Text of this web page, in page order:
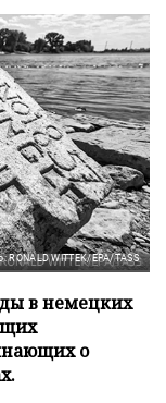
RONALD WITTEK/EPA/TASS
в немецких
о